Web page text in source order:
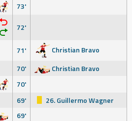
73'
72'
71'
Christian Bravo
70'
Christian Bravo
70'
69'
26. Guillermo Wagner
69'